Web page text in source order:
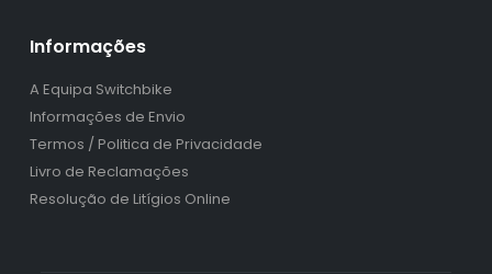
Informações
A Equipa Switchbike
Informações de Envio
Termos / Politica de Privacidade
Livro de Reclamações
Resolução de Litígios Online